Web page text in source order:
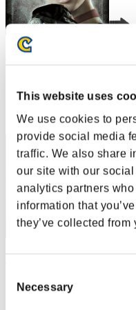
This website uses
We use cookies to
provide social media
traffic. We also share
our site with our
analytics partners
information that
they’ve collected
Selection
Necessary
Miyu
RANK
2
!!"NO PAUSE GLITCH
スコア:30階層/47'42"90